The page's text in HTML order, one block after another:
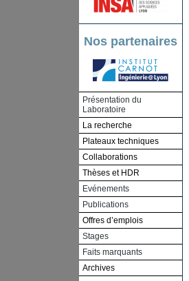
Nos partenaires
Présentation du
Laboratoire
La recherche
Plateaux techniques
Collaborations
Thèses et HDR
Evénements
Publications
Offres d’emplois
Stages
Faits marquants
Archives